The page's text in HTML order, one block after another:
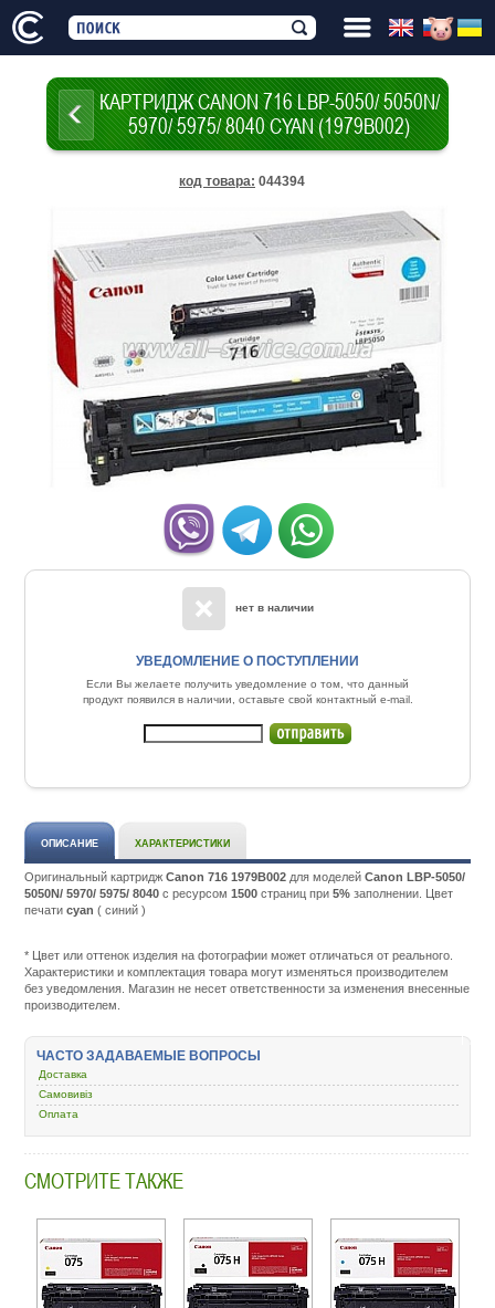
КАРТРИДЖ CANON 716 LBP-5050/ 5050N/
5970/ 5975/ 8040 CYAN (1979B002)
код товара: 044394
нет в наличии
УВЕДОМЛЕНИЕ О ПОСТУПЛЕНИИ
Если Вы желаете получить уведомление о том, что данный
продукт появился в наличии, оставьте свой контактный e-mail.
ОПИСАНИЕ ХАРАКТЕРИСТИКИ
Оригинальный картриджCanon 716 1979B002 для моделейCanon LBP-5050/
5050N/ 5970/ 5975/ 8040c ресурсом1500страниц при5% заполнении. Цвет
печатиcyan( синий )
rashodnye-
materialy/5259-
kartridzh-
i-
716-
5970-
5975-
1979b002.html
* Цвет или оттенок изделия на фотографии может отличаться от реального.
Характеристики и комплектация товара могут изменяться производителем
без уведомления. Магазин не несет ответственности за изменения внесенные
производителем.
ЧАСТО ЗАДАВАЕМЫЕ ВОПРОСЫ
Доставка
Самовивіз
Оплата
СМОТРИТЕ ТАКЖЕ